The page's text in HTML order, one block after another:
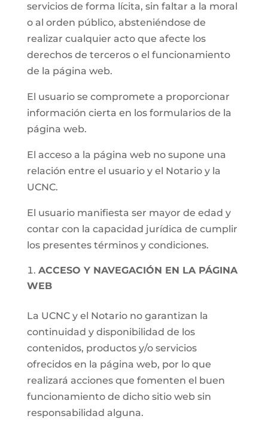
servicios de forma lícita, sin faltar a la moral
o al orden público, absteniéndose de
realizar cualquier acto que afecte los
derechos de terceros o el funcionamiento
de la página web.
El usuario se compromete a proporcionar
información cierta en los formularios de la
página web.
El acceso a la página web no supone una
relación entre el usuario y el Notario y la
UCNC.
El usuario manifiesta ser mayor de edad y
contar con la capacidad jurídica de cumplir
los presentes términos y condiciones.
ACCESO Y NAVEGACIÓN EN LA PÁGINA
WEB
La UCNC y el Notario no garantizan la
continuidad y disponibilidad de los
contenidos, productos y/o servicios
ofrecidos en la página web, por lo que
realizará acciones que fomenten el buen
funcionamiento de dicho sitio web sin
responsabilidad alguna.